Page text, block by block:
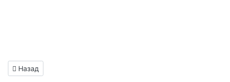
Информация о материале
Предыдущий: Услуги Электромагнитная Совместимость
Назад